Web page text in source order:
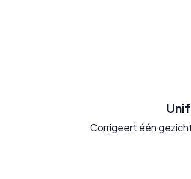
Corrigeert één